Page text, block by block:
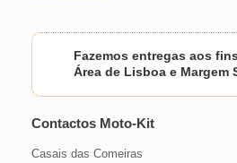
Fazemos entregas aos
Área de Lisboa e Margem
Contactos Moto-Kit
Casais das Comeiras